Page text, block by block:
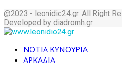
@2023 - leonidio24.gr. All Right
Developed by diadromh.gr
ΝΟΤΙΑ ΚΥΝΟΥΡΙΑ
ΑΡΚΑΔΙΑ